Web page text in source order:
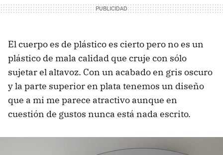
El cuerpo es de plástico es cierto pero no es un
plástico de mala calidad que cruje con sólo
sujetar el altavoz. Con un acabado en gris oscuro
y la parte superior en plata tenemos un diseño
que a mi me parece atractivo aunque en
cuestión de gustos nunca está nada escrito.